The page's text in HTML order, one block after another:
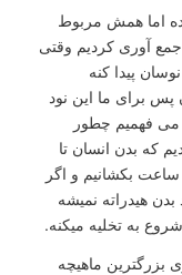
اما همش مربوط
آوری کردیم وقتی
پیدا کنه
برای ما این نود
می فهمیم چطور
که بدن انسان تا
بکشانیم و اگر
هیدراته نمیشه
به تخلیه میکنه.
ماهیچه